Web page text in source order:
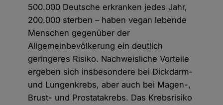
500.000 Deutsche erkranken jedes Jahr,
200.000 sterben – haben vegan lebende
Menschen gegenüber der
Allgemeinbevölkerung ein deutlich
geringeres Risiko. Nachweisliche Vorteile
ergeben sich insbesondere bei Dickdarm-
und Lungenkrebs, aber auch bei Magen-,
Brust- und Prostatakrebs. Das Krebsrisiko